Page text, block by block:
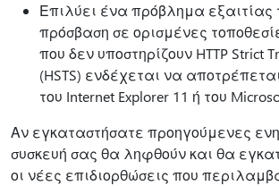
Επιλύει ένα πρόβλημα εξαιτίας
πρόσβαση σε ορισμένες
που δεν υποστηρίζουν HTTP Strict
(HSTS) ενδέχεται να
του Internet Explorer 11 ή του
Αν εγκαταστήσατε προηγούμενες
συσκευή σας θα ληφθούν και θα
οι νέες επιδιορθώσεις που